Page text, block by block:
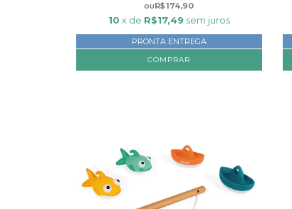
R$174,90
10 x de R$17,49 sem juros
PRONTA ENTREGA